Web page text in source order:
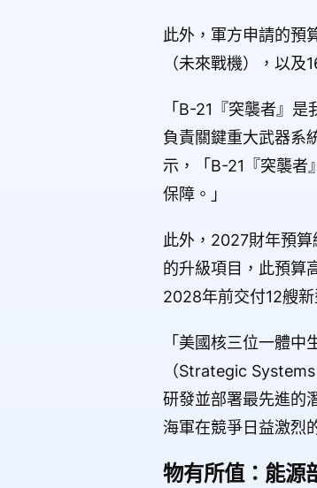
此外，軍方申請的預
（未來戰機），以
「B-21『突襲者』
負責關鍵重大武器系
示，「B-21『突襲者
保障。」
此外，2027財年預算
的升級項目，此預算
2028年前交付12艘
「美國核三位一體
（Strategic
研發並部署最先進的
海軍在競爭日益激烈
物有所值：能源